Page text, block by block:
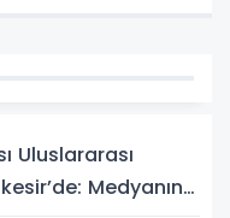
Uluslararası
Medyanın